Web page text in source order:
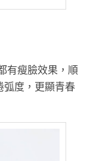
有瘦臉效果，順
弧度，更顯青春